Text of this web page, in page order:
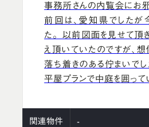
事務所さんの内覧会にお邪
前回は、愛知県でしたが
た。 以前図面を見せて頂
え頂いていたのですが、
落ち着きのある佇まいで
平屋プランで中庭を囲っ
関連物件 -